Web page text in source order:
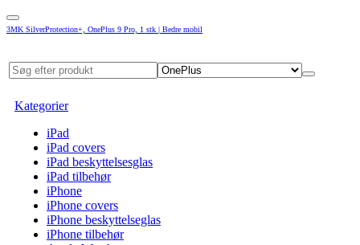
3MK SilverProtection+, OnePlus 9 Pro, 1 stk | Bedre mobil
Kategorier
iPad
iPad covers
iPad beskyttelsesglas
iPad tilbehør
iPhone
iPhone covers
iPhone beskyttelseglas
iPhone tilbehør